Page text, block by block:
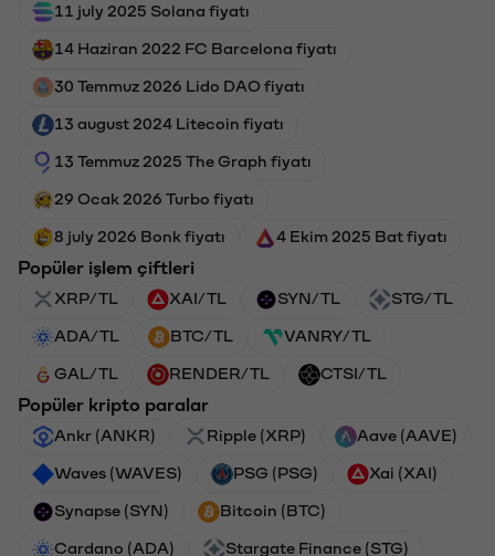
11 july 2025 Solana fiyatı
14 Haziran 2022 FC Barcelona fiyatı
30 Temmuz 2026 Lido DAO fiyatı
13 august 2024 Litecoin fiyatı
13 Temmuz 2025 The Graph fiyatı
29 Ocak 2026 Turbo fiyatı
8 july 2026 Bonk fiyatı 4 Ekim 2025 Bat fiyatı
Popüler işlem çiftleri
XRP/TL XAI/TL SYN/TL STG/TL
ADA/TL BTC/TL VANRY/TL
GAL/TL RENDER/TL CTSI/TL
Popüler kripto paralar
Ankr (ANKR) Ripple (XRP) Aave (AAVE)
Waves (WAVES) PSG (PSG) Xai (XAI)
Synapse (SYN) Bitcoin (BTC)
Cardano (ADA) Stargate Finance (STG)